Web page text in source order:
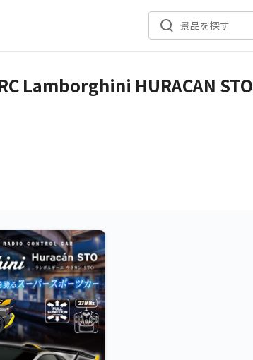
景品を探す
Lamborghini HURACAN STO